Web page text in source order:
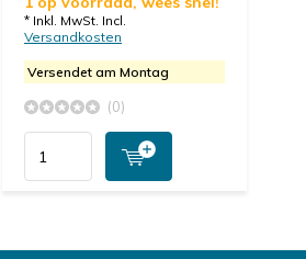
* Inkl. MwSt. Incl.
Versandkosten
Versendet am Montag
(0)